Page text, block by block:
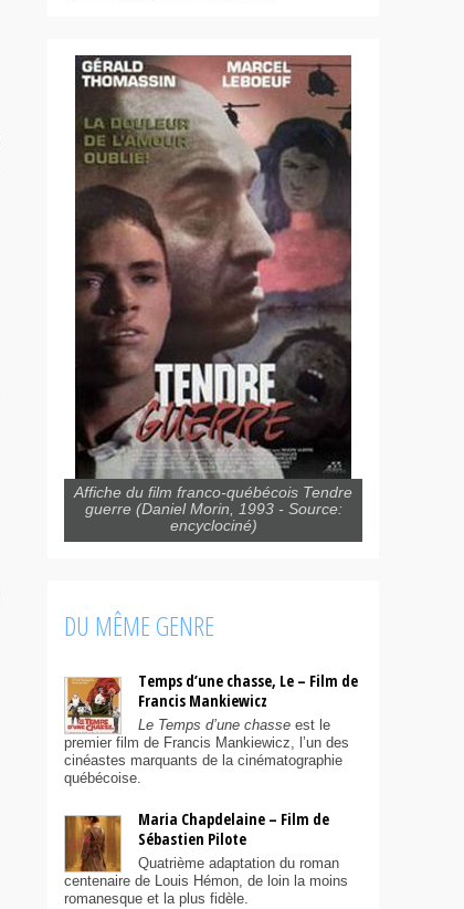
Affiche du film franco-québécois Tendre
guerre (Daniel Morin, 1993 - Source:
encyclociné)
DU MÊME GENRE
Temps d’une chasse, Le – Film de
Francis Mankiewicz
Le Temps d’une chasse est le
premier film de Francis Mankiewicz, l’un des
cinéastes marquants de la cinématographie
québécoise.
Maria Chapdelaine – Film de
Sébastien Pilote
Quatrième adaptation du roman
centenaire de Louis Hémon, de loin la moins
romanesque et la plus fidèle.